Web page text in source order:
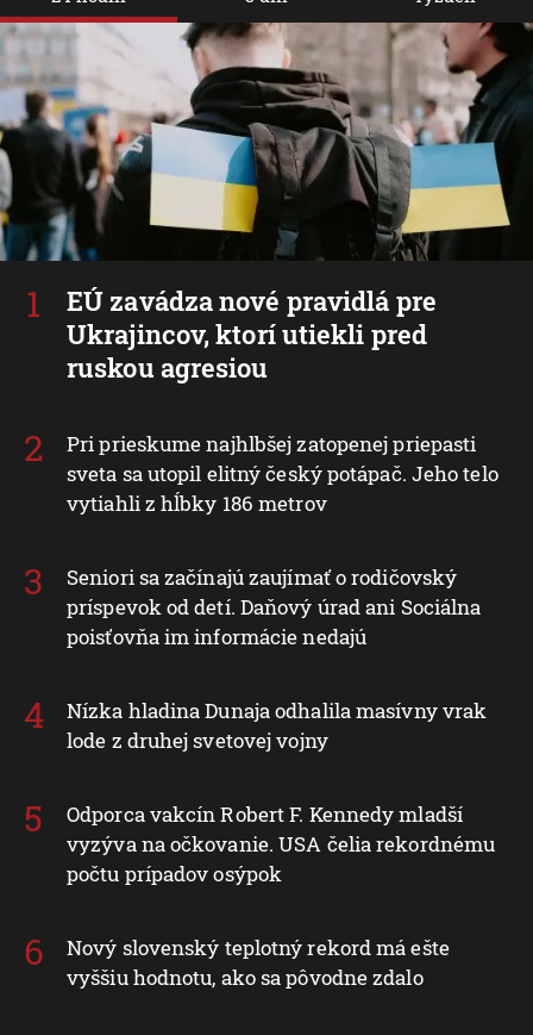
EÚ zavádza nové pravidlá pre
Ukrajincov, ktorí utiekli pred
ruskou agresiou
Pri prieskume najhlbšej zatopenej priepasti
sveta sa utopil elitný český potápač. Jeho telo
vytiahli z hĺbky 186 metrov
Seniori sa začínajú zaujímať o rodičovský
príspevok od detí. Daňový úrad ani Sociálna
poisťovňa im informácie nedajú
Nízka hladina Dunaja odhalila masívny vrak
lode z druhej svetovej vojny
Odporca vakcín Robert F. Kennedy mladší
vyzýva na očkovanie. USA čelia rekordnému
počtu prípadov osýpok
Nový slovenský teplotný rekord má ešte
vyššiu hodnotu, ako sa pôvodne zdalo